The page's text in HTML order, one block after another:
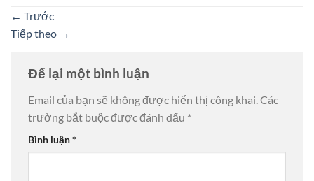
← Trước
Tiếp theo →
Để lại một bình luận
Email của bạn sẽ không được hiển thị công khai.Các
trường bắt buộc được đánh dấu *
Bình luận*